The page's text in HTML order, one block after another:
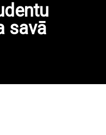
savā